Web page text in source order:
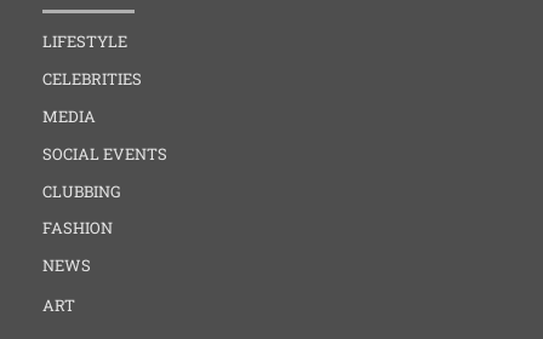
LIFESTYLE
CELEBRITIES
MEDIA
SOCIAL EVENTS
CLUBBING
FASHION
NEWS
ART